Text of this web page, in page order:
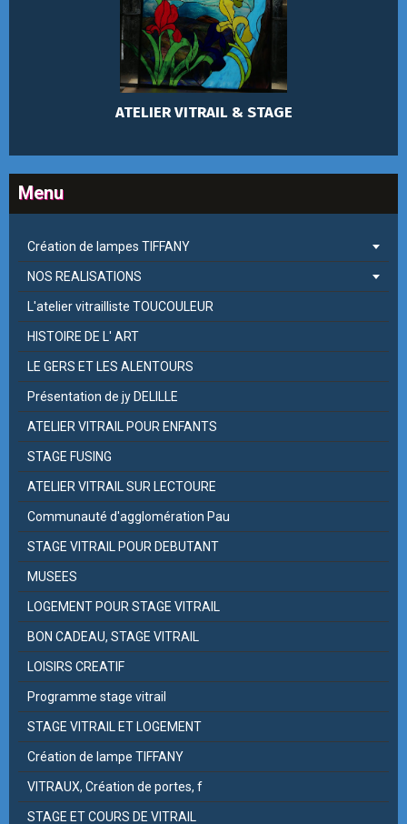
ATELIER VITRAIL & STAGE
Menu
Création de lampes TIFFANY
NOS REALISATIONS
L'atelier vitrailliste TOUCOULEUR
HISTOIRE DE L' ART
LE GERS ET LES ALENTOURS
Présentation de jy DELILLE
ATELIER VITRAIL POUR ENFANTS
STAGE FUSING
ATELIER VITRAIL SUR LECTOURE
Communauté d'agglomération Pau
STAGE VITRAIL POUR DEBUTANT
MUSEES
LOGEMENT POUR STAGE VITRAIL
BON CADEAU, STAGE VITRAIL
LOISIRS CREATIF
Programme stage vitrail
STAGE VITRAIL ET LOGEMENT
Création de lampe TIFFANY
VITRAUX, Création de portes, f
STAGE ET COURS DE VITRAIL